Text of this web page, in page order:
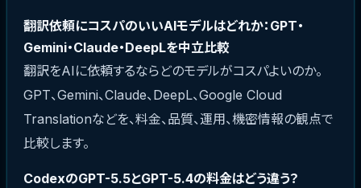
翻訳依頼にコスパのいいAIモデルはどれか：GPT・
Gemini・Claude・DeepLを中立比較
翻訳をAIに依頼するならどのモデルがコスパよいのか。
GPT、Gemini、Claude、DeepL、Google Cloud
Translationなどを、料金、品質、運用、機密情報の観点で
比較します。
CodexのGPT-5.5とGPT-5.4の料金はどう違う？